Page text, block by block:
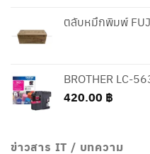
ตลับหมึกพิมพ์
BROTHER LC-
420.00 ฿
ข่าวสาร IT / บทความ